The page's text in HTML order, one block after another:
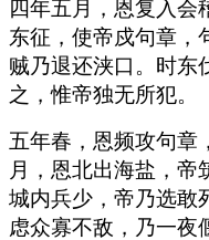
四年五月，恩复入会
东征，使帝戍句章，
贼乃退还浃口。时东
之，惟帝独无所犯。
五年春，恩频攻句章
月，恩北出海盐，帝
城内兵少，帝乃选敢
虑众寡不敌，乃一夜